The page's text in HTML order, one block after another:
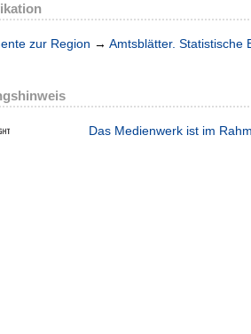
zur Region → Amtsblätter. Statistische
Das Medienwerk ist im